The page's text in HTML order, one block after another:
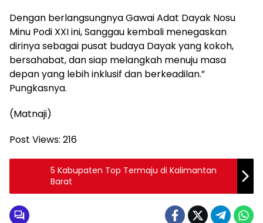
Dengan berlangsungnya Gawai Adat Dayak Nosu
Minu Podi XXI ini, Sanggau kembali menegaskan
dirinya sebagai pusat budaya Dayak yang kokoh,
bersahabat, dan siap melangkah menuju masa
depan yang lebih inklusif dan berkeadilan.”
Pungkasnya.
(Matnaji)
Post Views: 216
5 Kabupaten Top Termaju di Kalimantan
Barat